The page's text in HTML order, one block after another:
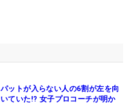
パットが入らない人の6割が左を向
いていた!? 女子プロコーチが明か